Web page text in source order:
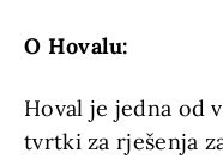
O Hovalu:
Hoval je jedna od
tvrtki za rješenja